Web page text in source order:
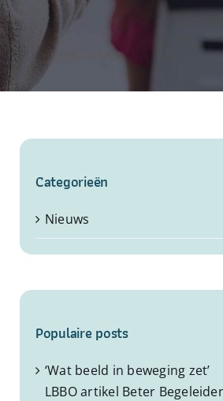
Categorieën
Nieuws
Populaire posts
‘Wat beeld in beweging zet’
LBBO artikel Beter